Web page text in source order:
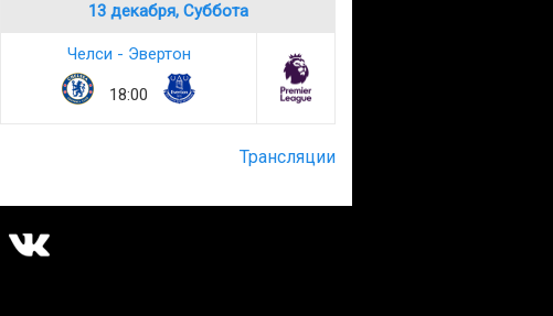
13 декабря, Суббота
Челси - Эвертон
18:00
Трансляции